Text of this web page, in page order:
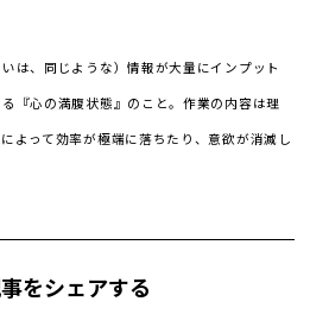
は、同じような）情報が大量にインプット
『心の満腹状態』のこと。作業の内容は理
よって効率が極端に落ちたり、意欲が消滅し
をシェアする